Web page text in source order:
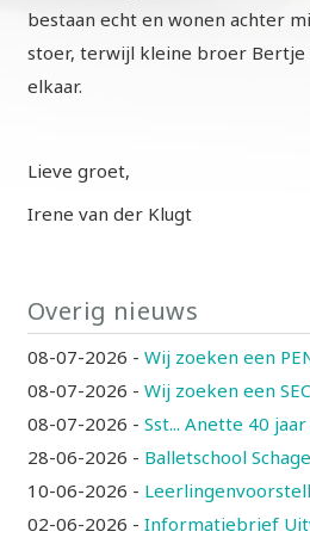
bestaan echt en wonen achter
stoer, terwijl kleine broer Bertje
elkaar.
Lieve groet,
Irene van der Klugt
Overig nieuws
08-07-2026 - Wij zoeken een
08-07-2026 - Wij zoeken een
08-07-2026 - Sst... Anette 40
28-06-2026 - Balletschool
10-06-2026 -
02-06-2026 - Informatiebrief